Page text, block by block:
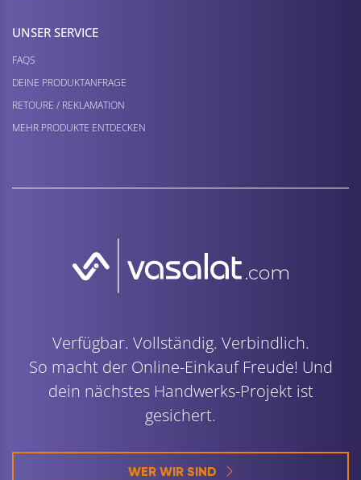
UNSER SERVICE
FAQS
DEINE PRODUKTANFRAGE
RETOURE / REKLAMATION
MEHR PRODUKTE ENTDECKEN
Verfügbar. Vollständig. Verbindlich.
So macht der Online-Einkauf Freude! Und
dein nächstes Handwerks-Projekt ist
gesichert.
WER WIR SIND